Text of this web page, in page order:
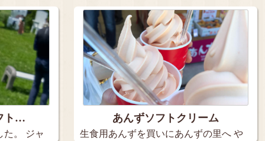
ト…
た。 ジャ
あんずソフトクリーム
生食用あんずを買いにあんずの里へ や